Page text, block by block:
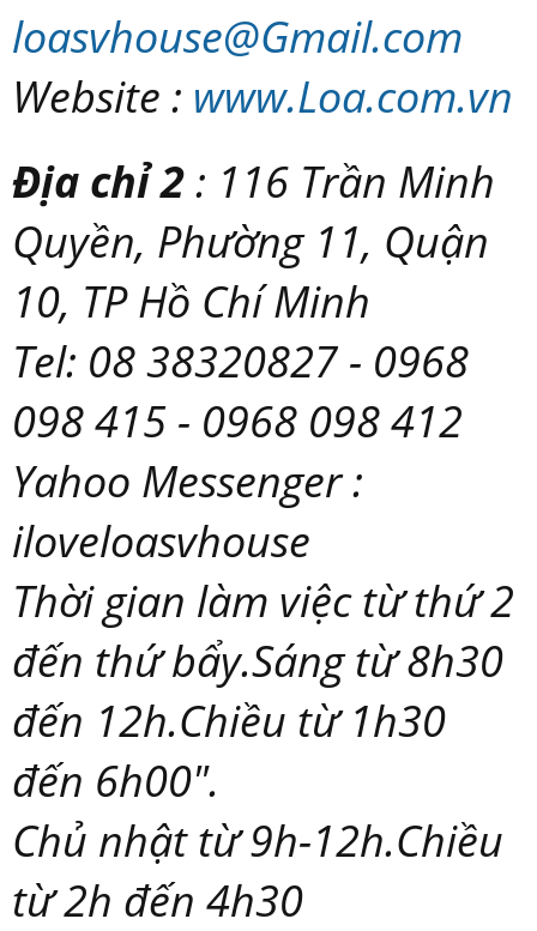
loasvhouse@Gmail.com
Website : www.Loa.com.vn
Địa chỉ 2: 116 Trần Minh
Quyền, Phường 11, Quận
10, TP Hồ Chí Minh
Tel: 08 38320827 - 0968
098 415 - 0968 098 412
Yahoo Messenger :
iloveloasvhouse
Thời gian làm việc từ thứ 2
đến thứ bẩy.Sáng từ 8h30
đến 12h.Chiều từ 1h30
đến 6h00".
Chủ nhật từ 9h-12h.Chiều
từ 2h đến 4h30